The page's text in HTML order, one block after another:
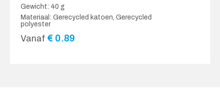
Gewicht: 40 g
Materiaal: Gerecycled katoen, Gerecycled
polyester
Vanaf € 0.89